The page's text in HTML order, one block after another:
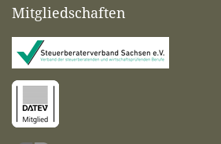
Mitgliedschaften